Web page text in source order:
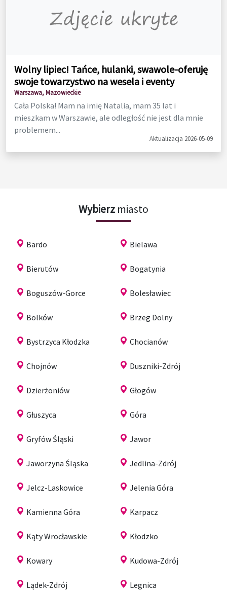
Wolny lipiec! Tańce, hulanki, swawole-oferuję
swoje towarzystwo na wesela i eventy
Warszawa, Mazowieckie
Cała Polska! Mam na imię Natalia, mam 35 lat i
mieszkam w Warszawie, ale odległość nie jest dla mnie
problemem...
Aktualizacja 2026-05-09
Wybierz miasto
Bardo Bielawa
Bierutów Bogatynia
Boguszów-Gorce Bolesławiec
Bolków Brzeg Dolny
Bystrzyca Kłodzka Chocianów
Chojnów Duszniki-Zdrój
Dzierżoniów Głogów
Głuszyca Góra
Gryfów Śląski Jawor
Jaworzyna Śląska Jedlina-Zdrój
Jelcz-Laskowice Jelenia Góra
Kamienna Góra Karpacz
Kąty Wrocławskie Kłodzko
Kowary Kudowa-Zdrój
Lądek-Zdrój Legnica